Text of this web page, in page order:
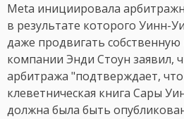
Meta инициировала
в результате которого Уинн-
даже продвигать собственную
компании Энди Стоун заявил,
арбитража "подтверждает,
клеветническая книга Сары
должна была быть